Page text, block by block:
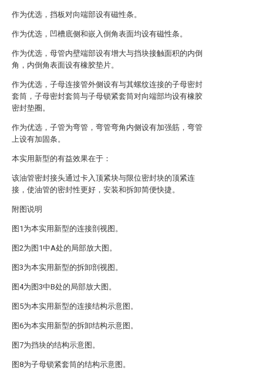
作为优选，挡板对向端部设有磁性条。
作为优选，凹槽底侧和嵌入倒角表面均设有磁性条。
作为优选，母管内壁端部设有增大与挡块接触面积的内倒
角，内倒角表面设有橡胶垫片。
作为优选，子母连接管外侧设有与其螺纹连接的子母密封
套筒，子母密封套筒与子母锁紧套筒对向端部均设有橡胶
密封垫圈。
作为优选，子管为弯管，弯管弯角内侧设有加强筋，弯管
上设有加固条。
本实用新型的有益效果在于：
该油管密封接头通过卡入顶紧块与限位密封块的顶紧连
接，使油管的密封性更好，安装和拆卸简便快捷。
附图说明
图1为本实用新型的连接剖视图。
图2为图1中A处的局部放大图。
图3为本实用新型的拆卸剖视图。
图4为图3中B处的局部放大图。
图5为本实用新型的连接结构示意图。
图6为本实用新型的拆卸结构示意图。
图7为挡块的结构示意图。
图8为子母锁紧套筒的结构示意图。